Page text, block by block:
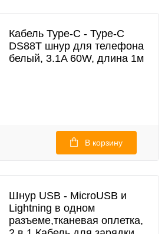
Кабель Type-C - Type-C
DS88T шнур для телефона
белый, 3.1A 60W, длина 1м
В корзину
Шнур USB - MicroUSB и
Lightning в одном
разъеме,тканевая оплетка,